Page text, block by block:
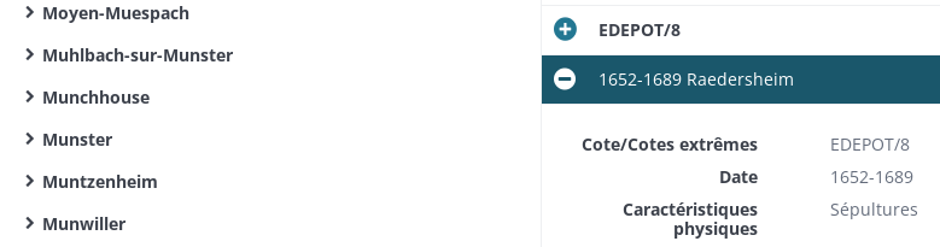
Moyen-Muespach
Muhlbach-sur-Munster
Munchhouse
Munster
Muntzenheim
Munwiller
EDEPOT/8
1652-1689 Raedersheim
Cote/Cotes extrêmes
EDEPOT/8
Date
1652-1689
Caractéristiques
physiques
Sépultures